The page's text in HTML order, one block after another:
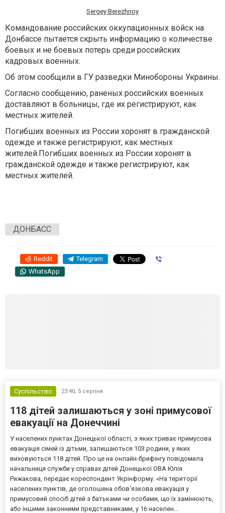
Sergey Berezhnoy
Командование российских оккупационных войск на
Донбассе пытается скрыть информацию о количестве
боевых и не боевых потерь среди российских
кадровых военных.
Об этом сообщили в ГУ разведки Минобороны Украины.
Согласно сообщению, раненых российских военных
доставляют в больницы, где их регистрируют, как
местных жителей.
Погибших военных из России хоронят в гражданской
одежде и также регистрируют, как местных
жителей.Погибших военных из России хоронят в
гражданской одежде и также регистрируют, как
местных жителей.
ДОНБАСС
Reddit Telegram
WhatsApp
Суспільство 23:40, 5 серпня
118 дітей залишаються у зоні примусової
евакуації на Донеччині
У населених пунктах Донецької області, з яких триває примусова
евакуація сімей із дітьми, залишаються 103 родини, у яких
виховуються 118 дітей. Про це на онлайн-брифінгу повідомила
начальниця служби у справах дітей Донецької ОВА Юлія
Рижакова, передає кореспондент Укрінформу. «На території
населених пунктів, де оголошена обов’язкова евакуація у
примусовий спосіб дітей з батьками чи особами, що їх замінюють,
або іншими законними представниками, у 16 населен...